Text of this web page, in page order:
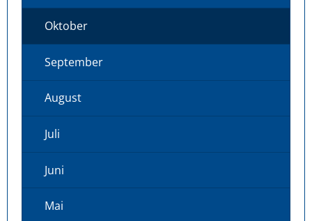
Oktober
September
August
Juli
Juni
Mai